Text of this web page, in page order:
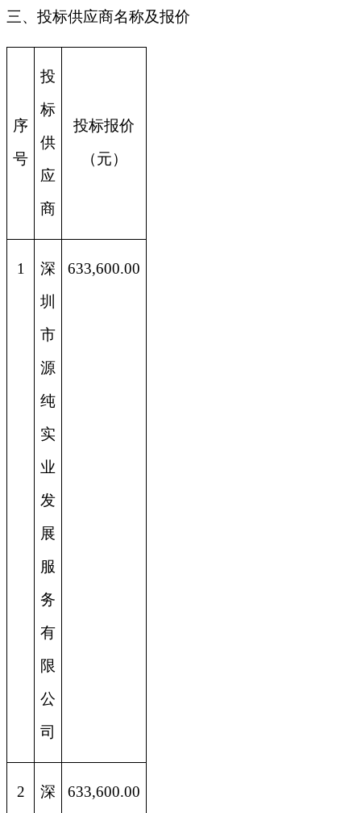
三、投标供应商名称及报价
序
号
投
标
供
应
商
投标报价
（元）
1
深
圳
市
源
纯
实
业
发
展
服
务
有
限
公
司
633,600.00
2
深
633,600.00